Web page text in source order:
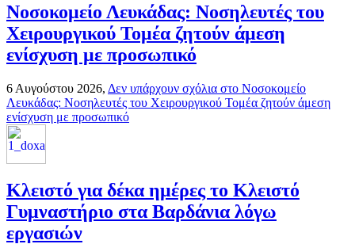
Νοσοκομείο Λευκάδας: Νοσηλευτές του
Χειρουργικού Τομέα ζητούν άμεση
ενίσχυση με προσωπικό
6 Αυγούστου 2026, Δεν υπάρχουν σχόλια στο Νοσοκομείο
Λευκάδας: Νοσηλευτές του Χειρουργικού Τομέα ζητούν άμεση
ενίσχυση με προσωπικό
Κλειστό για δέκα ημέρες το Κλειστό
Γυμναστήριο στα Βαρδάνια λόγω
εργασιών